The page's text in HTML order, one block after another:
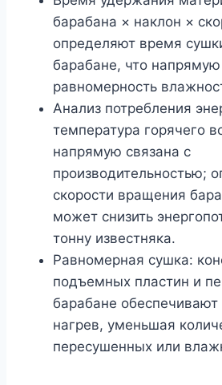
барабана × наклон ×
определяют время
барабане, что
равномерность
Анализ потребления
температура горячего
напрямую связана с
производительностью;
скорости вращения
может снизить
тонну известняка.
Равномерная сушка:
подъемных пластин и
барабане
нагрев, уменьшая
пересушенных или